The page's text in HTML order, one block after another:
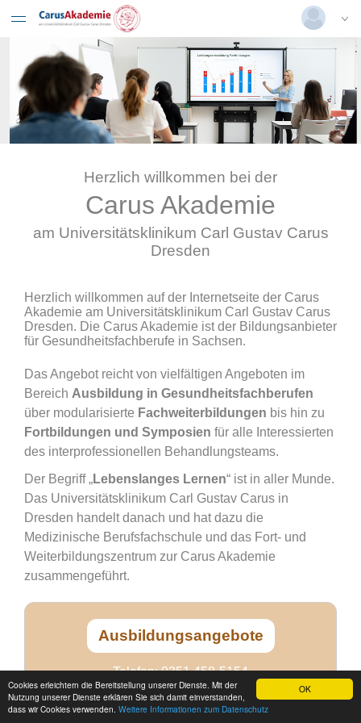
Deutsch | Englisch
Login
Versionsnummer: 2026.2.05.64048
Herzlich willkommen bei der
Carus Akademie
am Universitätsklinikum Carl Gustav Carus
Dresden
Herzlich willkommen auf der Internetseite der Carus
Akademie am Universitätsklinikum Carl Gustav Carus
Dresden. Die Carus Akademie ist der Bildungsanbieter
für Gesundheitsfachberufe in Sachsen.
Das Angebot reicht von vielfältigen Angeboten im
Bereich Ausbildung in Gesundheitsfachberufen
über modularisierte Fachweiterbildungen bis hin zu
Fortbildungen und Symposien für alle Interessierten
des interprofessionellen Behandlungsteams.
Der Begriff „Lebenslanges Lernen“ ist in aller Munde.
Das Universitätsklinikum Carl Gustav Carus in
Dresden handelt danach und hat dazu die
Medizinische Berufsfachschule und das Fort- und
Weiterbildungszentrum zur Carus Akademie
zusammengeführt.
Ausbildungsangebote
Telefon:0351 458-5154
E-Mail:carusakademie@ukdd.de
Ⓒ Carusakademie Dresden 2026 powered by
easySoft Publish
Impressum
Datenschutz Vertrag widerrufen
OK
Cookies erleichtern die Bereitstellung unserer Dienste. Mit der
Nutzung unserer Dienste erklären Sie sich damit einverstanden,
dass wir Cookies verwenden. Weitere Informationen zum Datenschutz